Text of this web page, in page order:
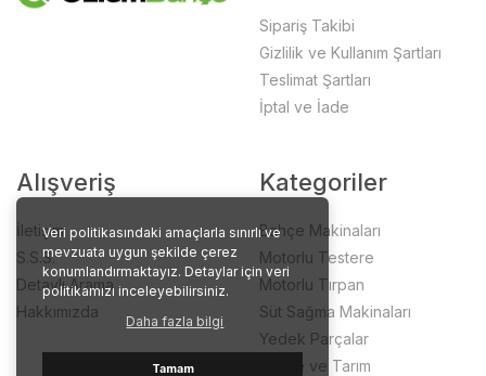
Veri politikasındaki amaçlarla sınırlı ve
mevzuata uygun şekilde çerez
konumlandırmaktayız. Detaylar için veri
politikamızı inceleyebilirsiniz.
Daha fazla bilgi
Tamam
Sipariş Takibi
Gizlilik ve Kullanım Şartları
Teslimat Şartları
İptal ve İade
Alışveriş
İletişim
S.S.S.
Detaylı Arama
Hakkımızda
Kategoriler
Bahçe Makinaları
Motorlu Testere
Motorlu Tırpan
Süt Sağma Makinaları
Yedek Parçalar
Bahçe ve Tarım